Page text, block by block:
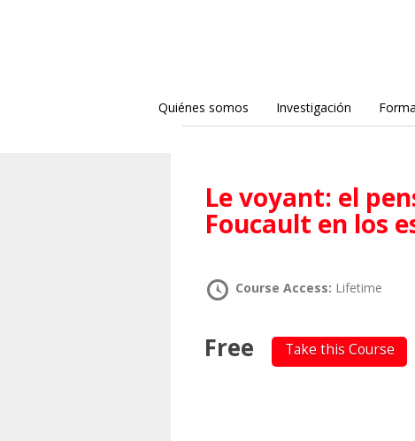
Quiénes somos Investigación
Le voyant: el pensamiento de Michel
Foucault en los
Course Access: Lifetime
Free Take this Course